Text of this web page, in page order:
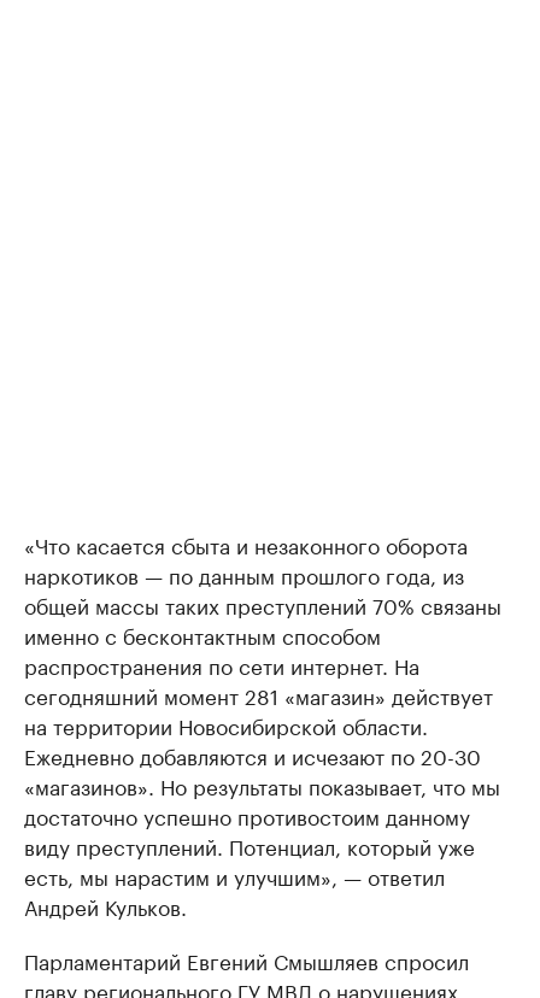
«Что касается сбыта и незаконного оборота
наркотиков — по данным прошлого года, из
общей массы таких преступлений 70% связаны
именно с бесконтактным способом
распространения по сети интернет. На
сегодняшний момент 281 «магазин» действует
на территории Новосибирской области.
Ежедневно добавляются и исчезают по 20-30
«магазинов». Но результаты показывает, что мы
достаточно успешно противостоим данному
виду преступлений. Потенциал, который уже
есть, мы нарастим и улучшим», — ответил
Андрей Кульков.
Парламентарий Евгений Смышляев спросил
главу регионального ГУ МВД о нарушениях